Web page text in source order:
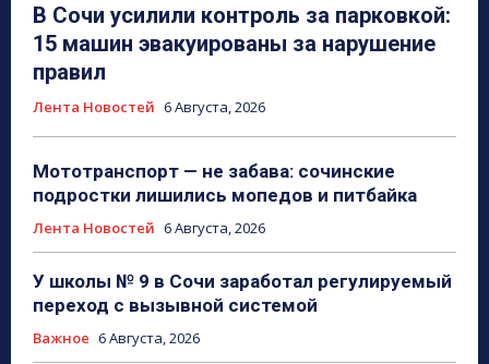
В Сочи усилили контроль за парковкой:
15 машин эвакуированы за нарушение
правил
Лента Новостей 6 Августа, 2026
Мототранспорт — не забава: сочинские
подростки лишились мопедов и питбайка
Лента Новостей 6 Августа, 2026
У школы № 9 в Сочи заработал регулируемый
переход с вызывной системой
Важное 6 Августа, 2026